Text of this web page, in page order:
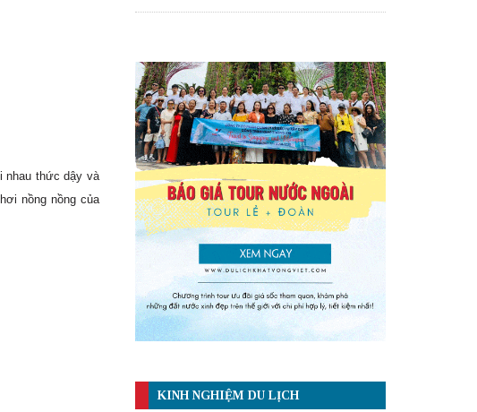
nhau thức dậy và
nồng nồng của
KINH NGHIỆM DU LỊCH